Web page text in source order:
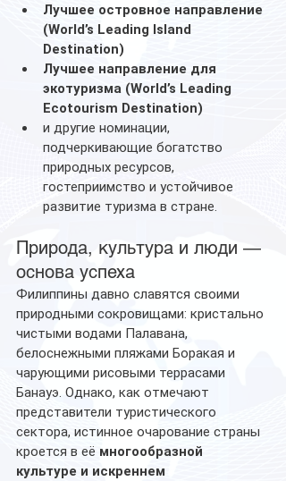
Лучшее островное направление
(World’s Leading Island
Destination)
Лучшее направление для
экотуризма (World’s Leading
Ecotourism Destination)
и другие номинации,
подчеркивающие богатство
природных ресурсов,
гостеприимство и устойчивое
развитие туризма в стране.
Природа, культура и люди —
основа успеха
Филиппины давно славятся своими
природными сокровищами: кристально
чистыми водами Палавана,
белоснежными пляжами Боракая и
чарующими рисовыми террасами
Банауэ. Однако, как отмечают
представители туристического
сектора, истинное очарование страны
кроется в её многообразной
культуре и искреннем